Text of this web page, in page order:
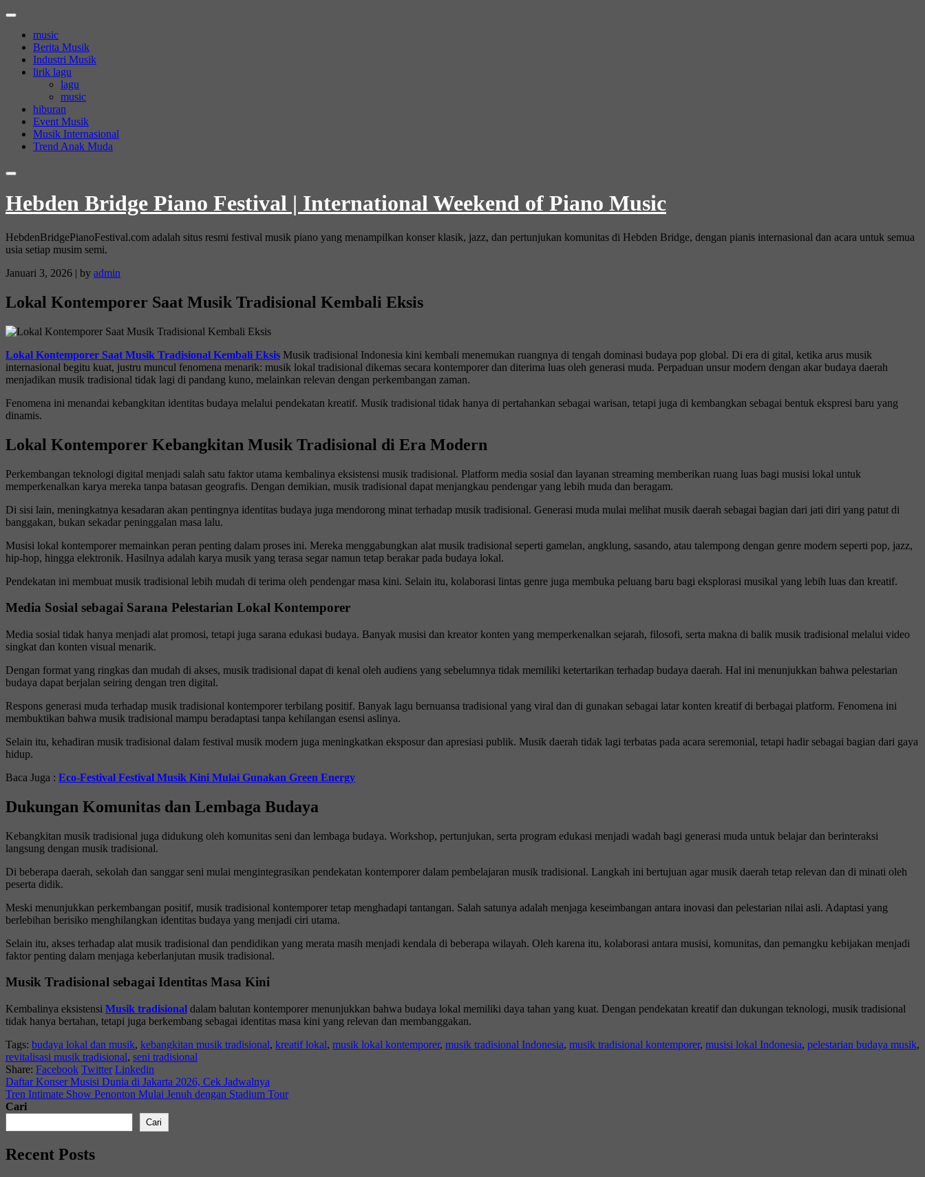
Skip
contentmusic
Berita Musik
Industri Musik
lirik lagu
lagu
music
hiburan
Event Musik
Musik Internasional
Trend Anak Muda
Hebden Bridge Piano Festival | International Weekend of Piano Music
HebdenBridgePianoFestival.com adalah situs resmi festival musik piano yang menampilkan konser klasik, jazz, dan pertunjukan komunitas di Hebden Bridge, dengan pianis internasional dan acara untuk semua
usia setiap musim semi.
Januari 3, 2026 | by admin
Lokal Kontemporer Saat Musik Tradisional Kembali Eksis
Lokal Kontemporer Saat Musik Tradisional Kembali Eksis Musik tradisional Indonesia kini kembali menemukan ruangnya di tengah dominasi budaya pop global. Di era di gital, ketika arus musik
internasional begitu kuat, justru muncul fenomena menarik: musik lokal tradisional dikemas secara kontemporer dan diterima luas oleh generasi muda. Perpaduan unsur modern dengan akar budaya daerah
menjadikan musik tradisional tidak lagi di pandang kuno, melainkan relevan dengan perkembangan zaman.
Fenomena ini menandai kebangkitan identitas budaya melalui pendekatan kreatif. Musik tradisional tidak hanya di pertahankan sebagai warisan, tetapi juga di kembangkan sebagai bentuk ekspresi baru yang
dinamis.
Lokal Kontemporer Kebangkitan Musik Tradisional di Era Modern
Perkembangan teknologi digital menjadi salah satu faktor utama kembalinya eksistensi musik tradisional. Platform media sosial dan layanan streaming memberikan ruang luas bagi musisi lokal untuk
memperkenalkan karya mereka tanpa batasan geografis. Dengan demikian, musik tradisional dapat menjangkau pendengar yang lebih muda dan beragam.
Di sisi lain, meningkatnya kesadaran akan pentingnya identitas budaya juga mendorong minat terhadap musik tradisional. Generasi muda mulai melihat musik daerah sebagai bagian dari jati diri yang patut di
banggakan, bukan sekadar peninggalan masa lalu.
Musisi lokal kontemporer memainkan peran penting dalam proses ini. Mereka menggabungkan alat musik tradisional seperti gamelan, angklung, sasando, atau talempong dengan genre modern seperti pop, jazz,
hip-hop, hingga elektronik. Hasilnya adalah karya musik yang terasa segar namun tetap berakar pada budaya lokal.
Pendekatan ini membuat musik tradisional lebih mudah di terima oleh pendengar masa kini. Selain itu, kolaborasi lintas genre juga membuka peluang baru bagi eksplorasi musikal yang lebih luas dan kreatif.
Media Sosial sebagai Sarana Pelestarian Lokal Kontemporer
Media sosial tidak hanya menjadi alat promosi, tetapi juga sarana edukasi budaya. Banyak musisi dan kreator konten yang memperkenalkan sejarah, filosofi, serta makna di balik musik tradisional melalui video
singkat dan konten visual menarik.
Dengan format yang ringkas dan mudah di akses, musik tradisional dapat di kenal oleh audiens yang sebelumnya tidak memiliki ketertarikan terhadap budaya daerah. Hal ini menunjukkan bahwa pelestarian
budaya dapat berjalan seiring dengan tren digital.
Respons generasi muda terhadap musik tradisional kontemporer terbilang positif. Banyak lagu bernuansa tradisional yang viral dan di gunakan sebagai latar konten kreatif di berbagai platform. Fenomena ini
membuktikan bahwa musik tradisional mampu beradaptasi tanpa kehilangan esensi aslinya.
Selain itu, kehadiran musik tradisional dalam festival musik modern juga meningkatkan eksposur dan apresiasi publik. Musik daerah tidak lagi terbatas pada acara seremonial, tetapi hadir sebagai bagian dari gaya
hidup.
Baca Juga : Eco-Festival Festival Musik Kini Mulai Gunakan Green Energy
Dukungan Komunitas dan Lembaga Budaya
Kebangkitan musik tradisional juga didukung oleh komunitas seni dan lembaga budaya. Workshop, pertunjukan, serta program edukasi menjadi wadah bagi generasi muda untuk belajar dan berinteraksi
langsung dengan musik tradisional.
Di beberapa daerah, sekolah dan sanggar seni mulai mengintegrasikan pendekatan kontemporer dalam pembelajaran musik tradisional. Langkah ini bertujuan agar musik daerah tetap relevan dan di minati oleh
peserta didik.
Meski menunjukkan perkembangan positif, musik tradisional kontemporer tetap menghadapi tantangan. Salah satunya adalah menjaga keseimbangan antara inovasi dan pelestarian nilai asli. Adaptasi yang
berlebihan berisiko menghilangkan identitas budaya yang menjadi ciri utama.
Selain itu, akses terhadap alat musik tradisional dan pendidikan yang merata masih menjadi kendala di beberapa wilayah. Oleh karena itu, kolaborasi antara musisi, komunitas, dan pemangku kebijakan menjadi
faktor penting dalam menjaga keberlanjutan musik tradisional.
Musik Tradisional sebagai Identitas Masa Kini
Kembalinya eksistensi Musik tradisional dalam balutan kontemporer menunjukkan bahwa budaya lokal memiliki daya tahan yang kuat. Dengan pendekatan kreatif dan dukungan teknologi, musik tradisional
tidak hanya bertahan, tetapi juga berkembang sebagai identitas masa kini yang relevan dan membanggakan.
Tags: budaya lokal dan musik, kebangkitan musik tradisional, kreatif lokal, musik lokal kontemporer, musik tradisional Indonesia, musik tradisional kontemporer, musisi lokal Indonesia, pelestarian budaya musik,
revitalisasi musik tradisional, seni tradisional
Share: Facebook Twitter Linkedin
Daftar Konser Musisi Dunia di Jakarta 2026, Cek Jadwalnya
Tren Intimate Show Penonton Mulai Jenuh dengan Stadium Tour
Cari
Cari
Recent Posts